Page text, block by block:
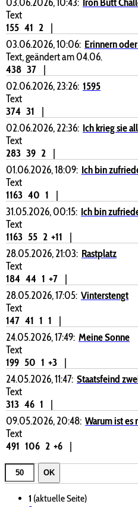
Text
155 41 2
|
03.06.2026, 10:06: Erinnern
Text, geändert am 04.06.
438 37
|
02.06.2026, 23:26: 1595
Text
374 31
|
02.06.2026, 22:36: Ich krieg sie
Text
283 39 2
|
01.06.2026, 18:09: Ich bin
Text
1163 40 1
|
31.05.2026, 00:15: Ich bin
Text
1163 55 2 +11
|
28.05.2026, 21:03: Rastplatz
Text
184 44 1 +7
|
28.05.2026, 17:05: Vinterstengt
Text
147 41 1 1
|
24.05.2026, 17:49: Meine Sonne
Text
199 50 1 +3
|
24.05.2026, 11:47: Staatsfeind
Text
313 46 1
|
09.05.2026, 20:48: Warum ist es
Text
491 106 2 +6 |
OK
1 (aktuelle Seite)